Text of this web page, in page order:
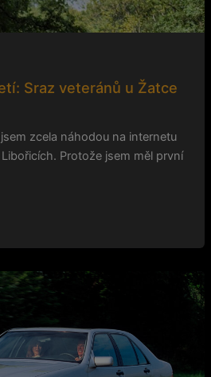
Sraz veteránů u Žatce
zcela náhodou na internetu
Protože jsem měl první